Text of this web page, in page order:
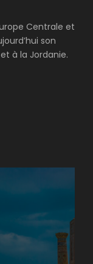
Centrale et
son
à la Jordanie.